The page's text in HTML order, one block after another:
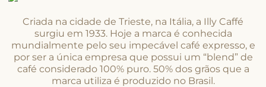
Criada na cidade de Trieste, na Itália, a Illy Caffé
surgiu em 1933. Hoje a marca é conhecida
mundialmente pelo seu impecável café expresso, e
por ser a única empresa que possui um “blend” de
café considerado 100% puro. 50% dos grãos que a
marca utiliza é produzido no Brasil.